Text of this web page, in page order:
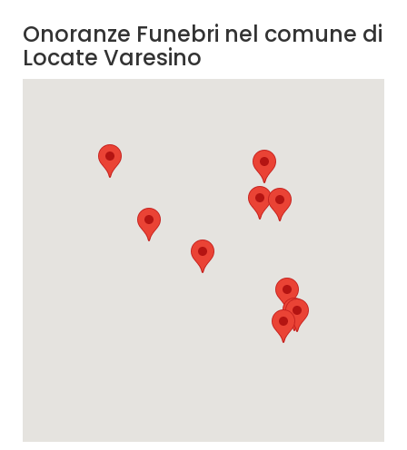
Onoranze Funebri nel comune di
Locate Varesino